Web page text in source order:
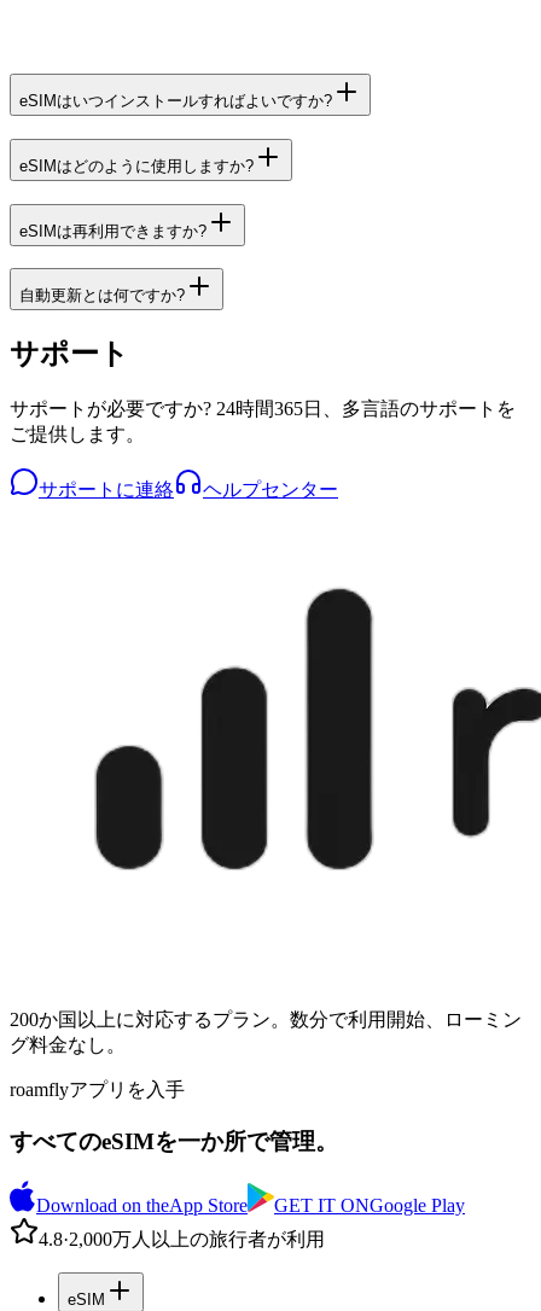
eSIMはいつインストールすればよいですか?
eSIMはどのように使用しますか?
eSIMは再利用できますか?
自動更新とは何ですか?
サポート
サポートが必要ですか? 24時間365日、多言語のサポートを
ご提供します。
サポートに連絡 ヘルプセンター
200か国以上に対応するプラン。数分で利用開始、ローミン
グ料金なし。
roamflyアプリを入手
すべてのeSIMを一か所で管理。
Download on theApp Store GET IT ONGoogle Play
4.8·2,000万人以上の旅行者が利用
eSIM